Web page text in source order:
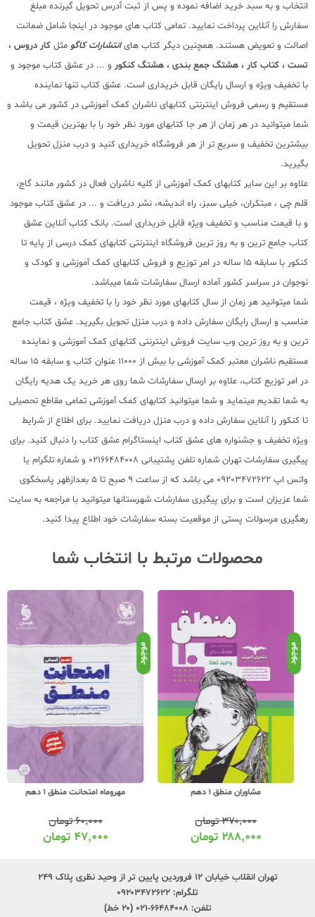
انتخاب و به سبد خرید اضافه نموده و پس از ثبت آدرس تحویل گیرنده مبلغ
سفارش را آنلاین پرداخت نمایید. تمامی کتاب های موجود در اینجا شامل ضمانت
اصالت و تعویض هستند. همچنین دیگر کتاب هایانتشارات کاگو مثل کار دروس ،
تست ، کتاب کار ، هشتگ جمع بندی ، هشتگ کنکور و ... در عشق کتاب موجود و
با تخفیف ویژه و ارسال رایگان قابل خریداری است. عشق کتاب تنها نماینده
مستقیم و رسمی فروش اینترنتی کتابهای ناشران کمک آموزشی در کشور می باشد و
شما میتوانید در هر زمان از هر جا کتابهای مورد نظر خود را با بهترین قیمت و
بیشترین تخفیف و سریع تر از هر فروشگاه خریداری کنید و درب منزل تحویل
بگیرید.
علاوه بر این سایر کتابهای کمک آموزشی از کلیه ناشران فعال در کشور مانند گاج،
قلم چی ، مبتکران، خیلی سبز، راه اندیشه، نشر دریافت و ... در عشق کتاب موجود
و با قیمت مناسب و تخفیف ویژه قابل خریداری است. بانک کتاب آنلاین عشق
کتاب جامع ترین و به روز ترین فروشگاه اینترنتی کتابهای کمک درسی از پایه تا
کنکور با سابقه 15 ساله در امر توزیع و فروش کتابهای کمک آموزشی و کودک و
نوجوان در سراسر کشور آماده ارسال سفارشات شما میباشد.
شما میتوانید هر زمان از سال کتابهای مورد نظر خود را با تخفیف ویژه ، قیمت
مناسب و ارسال رایگان سفارش داده و درب منزل تحویل بگیرید. عشق کتاب جامع
ترین و به روز ترین وب سایت فروش اینترنتی کتابهای کمک آموزشی و نماینده
مستقیم ناشران معتبر کمک آموزشی با بیش از 11000 عنوان کتاب و سابقه 15 ساله
در امر توزیع کتاب، علاوه بر ارسال سفارشات شما روی هر خرید یک هدیه رایگان
به شما تقدیم مینماید و شما میتوانید کتابهای کمک آموزشی تمامی مقاطع تحصیلی
تا کنکور را آنلاین سفارش داده و درب منزل دریافت نمایید. برای اطلاع از شرایط
ویژه تخفیف و جشنواره های عشق کتاب اینستاگرام عشق کتاب را دنبال کنید. برای
پیگیری سفارشات تهران شماره تلفن پشتیبانی 02166484008 و شماره تلگرام یا
واتس اپ 09203472622 می باشد که از ساعت 9 صبح تا 5 بعدازظهر پاسخگوی
شما عزیزان است و برای پیگیری سفارشات شهرستانها میتوانید با مراجعه به سایت
رهگیری مرسولات پستی از موقعیت بسته سفارشات خود اطلاع پیدا کنید.
محصولات مرتبط با انتخاب شما
موجود
مشاوران منطق 1 دهم
۳۷۰,۰۰۰تومان
۲۸۸,۰۰۰تومان
موجود
مهروماه امتحانت منطق 1 دهم
۶۰,۰۰۰تومان
۴۷,۰۰۰تومان
تهران انقلاب خیابان ۱۲ فروردین پایین تر از وحید نظری پلاک ۲۴۹
تلگرام: ۰۹۲۰۳۴۷۲۶۲۲
تلفن: ۶۶۴۸۴۰۰۸-۰۲۱ (۲۰ خط)